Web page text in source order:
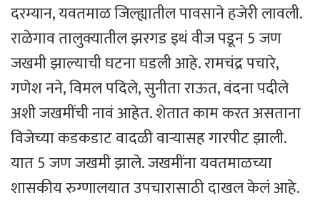
दरम्यान, यवतमाळ जिल्ह्यातील पावसाने हजेरी लावली.
राळेगाव तालुक्यातील झरगड इथं वीज पडून 5 जण
जखमी झाल्याची घटना घडली आहे. रामचंद्र पचारे,
गणेश नने, विमल पदिले, सुनीता राऊत, वंदना पदीले
अशी जखमींची नावं आहेत. शेतात काम करत असताना
विजेच्या कडकडाट वादळी वाऱ्यासह गारपीट झाली.
यात 5 जण जखमी झाले. जखमींना यवतमाळच्या
शासकीय रुग्णालयात उपचारासाठी दाखल केलं आहे.